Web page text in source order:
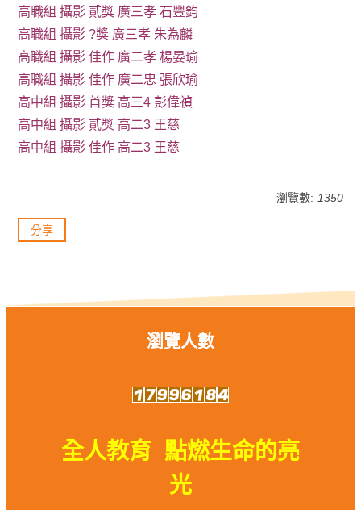
高職組 攝影 貳獎 廣三孝 石豐鈞
高職組 攝影 ?獎 廣三孝 朱為麟
高職組 攝影 佳作 廣二孝 楊晏瑜
高職組 攝影 佳作 廣二忠 張欣瑜
高中組 攝影 首獎 高三4 彭偉禎
高中組 攝影 貳獎 高二3 王慈
高中組 攝影 佳作 高二3 王慈
瀏覽數: 1350
分享
瀏覽人數
全人教育 點燃生命的亮
光